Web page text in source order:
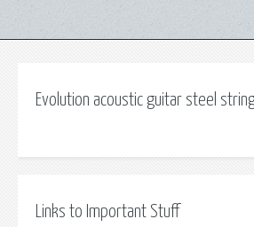
Evolution acoustic guitar steel
Links to Important Stuff